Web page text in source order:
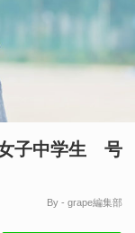
子中学生 号
By - grape編集部